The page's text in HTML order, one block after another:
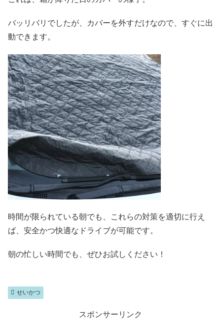
バッリバリでしたが、カバーを外すだけなので、すぐに出
動できます。
時間が限られている朝でも、これらの対策を適切に行え
ば、安全かつ快適なドライブが可能です。
朝の忙しい時間でも、ぜひお試しください！
せいかつ
スポンサーリンク